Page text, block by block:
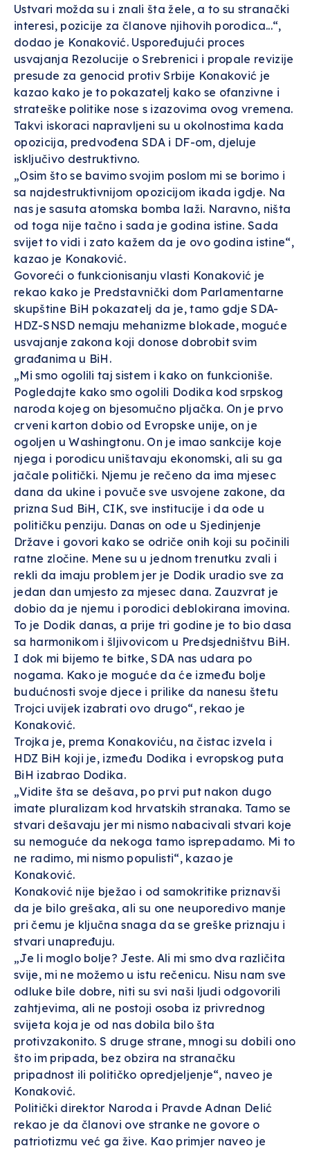
Ustvari možda su i znali šta žele, a to su stranački
interesi, pozicije za članove njihovih porodica...“,
dodao je Konaković. Uspoređujući proces
usvajanja Rezolucije o Srebrenici i propale revizije
presude za genocid protiv Srbije Konaković je
kazao kako je to pokazatelj kako se ofanzivne i
strateške politike nose s izazovima ovog vremena.
Takvi iskoraci napravljeni su u okolnostima kada
opozicija, predvođena SDA i DF-om, djeluje
isključivo destruktivno.
„Osim što se bavimo svojim poslom mi se borimo i
sa najdestruktivnijom opozicijom ikada igdje. Na
nas je sasuta atomska bomba laži. Naravno, ništa
od toga nije tačno i sada je godina istine. Sada
svijet to vidi i zato kažem da je ovo godina istine“,
kazao je Konaković.
Govoreći o funkcionisanju vlasti Konaković je
rekao kako je Predstavnički dom Parlamentarne
skupštine BiH pokazatelj da je, tamo gdje SDA-
HDZ-SNSD nemaju mehanizme blokade, moguće
usvajanje zakona koji donose dobrobit svim
građanima u BiH.
„Mi smo ogolili taj sistem i kako on funkcioniše.
Pogledajte kako smo ogolili Dodika kod srpskog
naroda kojeg on bjesomučno pljačka. On je prvo
crveni karton dobio od Evropske unije, on je
ogoljen u Washingtonu. On je imao sankcije koje
njega i porodicu uništavaju ekonomski, ali su ga
jačale politički. Njemu je rečeno da ima mjesec
dana da ukine i povuče sve usvojene zakone, da
prizna Sud BiH, CIK, sve institucije i da ode u
političku penziju. Danas on ode u Sjedinjenje
Države i govori kako se odriče onih koji su počinili
ratne zločine. Mene su u jednom trenutku zvali i
rekli da imaju problem jer je Dodik uradio sve za
jedan dan umjesto za mjesec dana. Zauzvrat je
dobio da je njemu i porodici deblokirana imovina.
To je Dodik danas, a prije tri godine je to bio dasa
sa harmonikom i šljivovicom u Predsjedništvu BiH.
I dok mi bijemo te bitke, SDA nas udara po
nogama. Kako je moguće da će između bolje
budućnosti svoje djece i prilike da nanesu štetu
Trojci uvijek izabrati ovo drugo“, rekao je
Konaković.
Trojka je, prema Konakoviću, na čistac izvela i
HDZ BiH koji je, između Dodika i evropskog puta
BiH izabrao Dodika.
„Vidite šta se dešava, po prvi put nakon dugo
imate pluralizam kod hrvatskih stranaka. Tamo se
stvari dešavaju jer mi nismo nabacivali stvari koje
su nemoguće da nekoga tamo isprepadamo. Mi to
ne radimo, mi nismo populisti“, kazao je
Konaković.
Konaković nije bježao i od samokritike priznavši
da je bilo grešaka, ali su one neuporedivo manje
pri čemu je ključna snaga da se greške priznaju i
stvari unapređuju.
„Je li moglo bolje? Jeste. Ali mi smo dva različita
svije, mi ne možemo u istu rečenicu. Nisu nam sve
odluke bile dobre, niti su svi naši ljudi odgovorili
zahtjevima, ali ne postoji osoba iz privrednog
svijeta koja je od nas dobila bilo šta
protivzakonito. S druge strane, mnogi su dobili ono
što im pripada, bez obzira na stranačku
pripadnost ili političko opredjeljenje“, naveo je
Konaković.
Politički direktor Naroda i Pravde Adnan Delić
rekao je da članovi ove stranke ne govore o
patriotizmu već ga žive. Kao primjer naveo je